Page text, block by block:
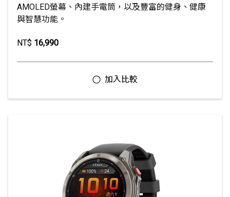
AMOLED螢幕、內建手電筒，以及豐富的健身、健康
與智慧功能。
NT$ 16,990